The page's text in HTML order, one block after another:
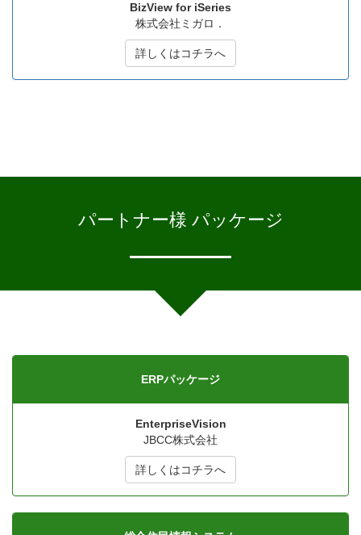
BizView for iSeries
株式会社ミガロ．
詳しくはコチラへ
パートナー様 パッケージ
ERPパッケージ
EnterpriseVision
JBCC株式会社
詳しくはコチラへ